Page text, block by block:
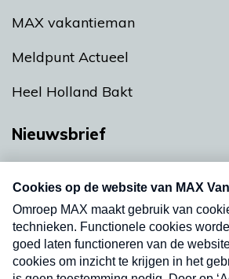
MAX vakantieman
Meldpunt Actueel
Heel Holland Bakt
Nieuwsbrief
nieuwsbrief. Elke vrijdag- en
uw mailbox.